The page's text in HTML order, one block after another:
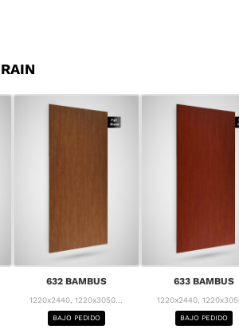
632 BAMBUS
1220x2440, 1220x3050...
BAJO PEDIDO
633 BAMBUS
1220x2440,
BAJO PEDIDO